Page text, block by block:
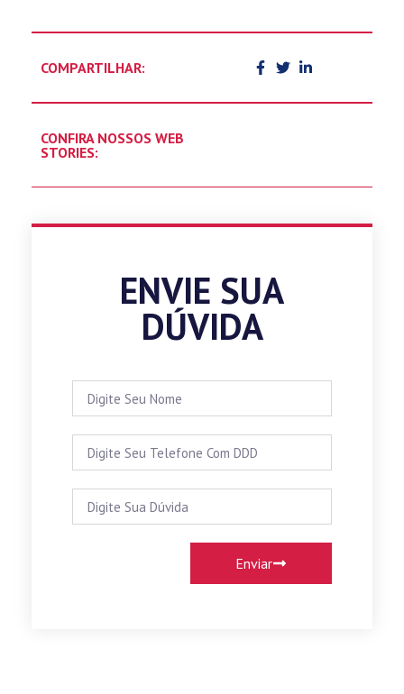
COMPARTILHAR:
CONFIRA NOSSOS WEB
STORIES:
ENVIE SUA
DÚVIDA
Enviar